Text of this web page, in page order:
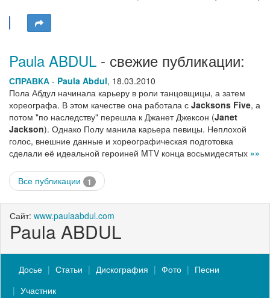
Paula ABDUL - свежие публикации:
СПРАВКА - Paula Abdul, 18.03.2010
Пола Абдул начинала карьеру в роли танцовщицы, а затем
хореографа. В этом качестве она работала с Jacksons Five, а
потом "по наследству" перешла к Джанет Джексон (Janet
Jackson). Однако Полу манила карьера певицы. Неплохой
голос, внешние данные и хореографическая подготовка
сделали её идеальной героиней MTV конца восьмидесятых »»
Все публикации 1
Сайт: www.paulaabdul.com
Paula ABDUL
Досье Статьи Дискография Фото
Песни
Участник